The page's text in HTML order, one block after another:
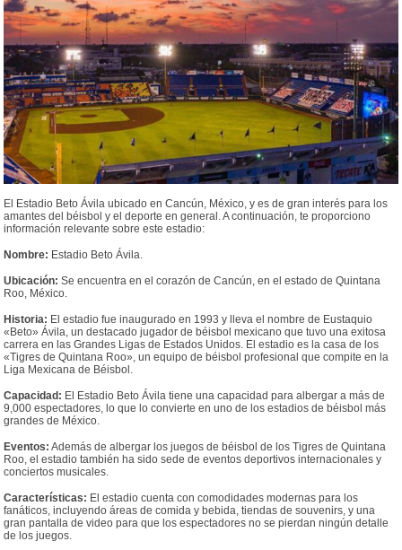
El Estadio Beto Ávila ubicado en Cancún, México, y es de gran interés para los
amantes del béisbol y el deporte en general. A continuación, te proporciono
información relevante sobre este estadio:
Nombre: Estadio Beto Ávila.
Ubicación: Se encuentra en el corazón de Cancún, en el estado de Quintana
Roo, México.
Historia: El estadio fue inaugurado en 1993 y lleva el nombre de Eustaquio
«Beto» Ávila, un destacado jugador de béisbol mexicano que tuvo una exitosa
carrera en las Grandes Ligas de Estados Unidos. El estadio es la casa de los
«Tigres de Quintana Roo», un equipo de béisbol profesional que compite en la
Liga Mexicana de Béisbol.
Capacidad: El Estadio Beto Ávila tiene una capacidad para albergar a más de
9,000 espectadores, lo que lo convierte en uno de los estadios de béisbol más
grandes de México.
Eventos: Además de albergar los juegos de béisbol de los Tigres de Quintana
Roo, el estadio también ha sido sede de eventos deportivos internacionales y
conciertos musicales.
Características: El estadio cuenta con comodidades modernas para los
fanáticos, incluyendo áreas de comida y bebida, tiendas de souvenirs, y una
gran pantalla de video para que los espectadores no se pierdan ningún detalle
de los juegos.